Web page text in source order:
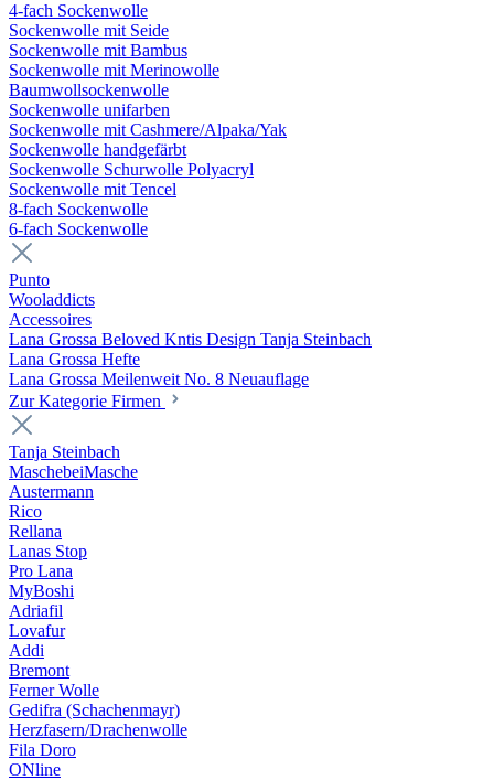
4-fach Sockenwolle
Sockenwolle mit Seide
Sockenwolle mit Bambus
Sockenwolle mit Merinowolle
Baumwollsockenwolle
Sockenwolle unifarben
Sockenwolle mit Cashmere/Alpaka/Yak
Sockenwolle handgefärbt
Sockenwolle Schurwolle Polyacryl
Sockenwolle mit Tencel
8-fach Sockenwolle
6-fach Sockenwolle
Punto
Wooladdicts
Accessoires
Lana Grossa Beloved Kntis Design Tanja Steinbach
Lana Grossa Hefte
Lana Grossa Meilenweit No. 8 Neuauflage
Zur Kategorie Firmen
Tanja Steinbach
MaschebeiMasche
Austermann
Rico
Rellana
Lanas Stop
Pro Lana
MyBoshi
Adriafil
Lovafur
Addi
Bremont
Ferner Wolle
Gedifra (Schachenmayr)
Herzfasern/Drachenwolle
Fila Doro
ONline